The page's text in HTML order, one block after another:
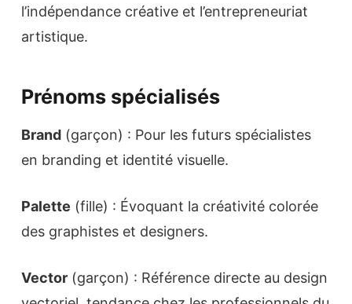
l’indépendance créative et l’entrepreneuriat
artistique.
Prénoms spécialisés
Brand (garçon) : Pour les futurs spécialistes
en branding et identité visuelle.
Palette (fille) : Évoquant la créativité colorée
des graphistes et designers.
Vector (garçon) : Référence directe au design